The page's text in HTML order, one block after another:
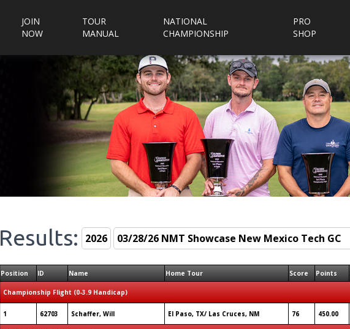
JOIN
NOW
TOUR
MANUAL
NATIONAL
CHAMPIONSHIP
PRO
SHOP
Results:
Position ID Name Home Tour Score Points
Championship Flight (0-3.9 Handicap)
1 62703 Schaffer, Will El Paso, TX/ Las Cruces, NM 76 450.00